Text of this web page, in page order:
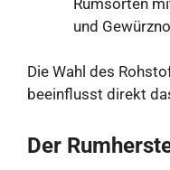
und
Die Wahl des
beeinflusst direkt
Der